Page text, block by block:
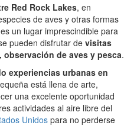
Red Rock Lakes, en
de aves y otras formas
un lugar imprescindible para
pueden disfrutar de visitas
de aves y pesca.
experiencias urbanas en
está llena de arte,
una excelente oportunidad
actividades al aire libre del
Unidospara no perderse